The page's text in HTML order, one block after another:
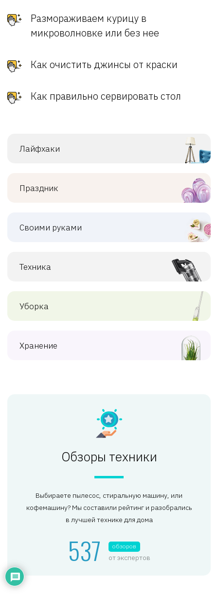
Размораживаем курицу в
микроволновке или без нее
Как очистить джинсы от краски
Как правильно сервировать стол
Лайфхаки
Праздник
Своими руками
Техника
Уборка
Хранение
Обзоры техники
Выбираете пылесос, стиральную машину, или
кофемашину? Мы составили рейтинг и разобрались
в лучшей технике для дома
537 обзоров
от экспертов